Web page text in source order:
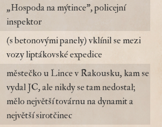
„Hospoda na mýtince", policejní
inspektor
(s betonovými panely) vklínil se mezi
vozy liptákovské expedice
městečko u Lince v Rakousku, kam se
vydal JC, ale nikdy se tam nedostal;
mělo největší továrnu na dynamit a
největší sirotčinec